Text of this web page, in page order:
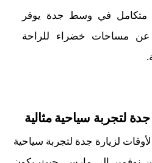
متكامل في وسط جدة يوفر
عن مساحات خضراء للراحة
لتجربة سياحية مثالية
لزيارة جدة لتجربة سياحية